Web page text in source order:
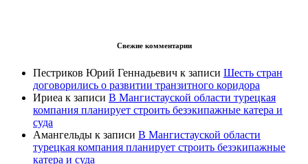
Свежие комментарии
Пестриков Юрий Геннадьевич к записи Шесть стран
договорились о развитии транзитного коридора
Ириеа к записи В Мангистауской области турецкая
компания планирует строить безэкипажные катера и
суда
Амангельды к записи В Мангистауской области
турецкая компания планирует строить безэкипажные
катера и суда